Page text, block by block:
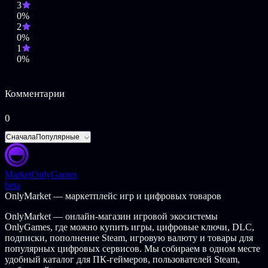
Как игра улучшилась по сравнению с оригинальной игрой
All Star Battle
JoJo’s Bizarre Adventure: All-Star Battle R, за основу для которой
была взята система игры All Star Battle от 2014 года,
при ударах. Игра озвучена актёрами, работавшими над
озвучкой 6-й части «Невероятных приключений ДжоДжо».
©Hirohiko Araki/SHUEISHA，JoJo’s Animation Project
©Hirohiko Araki&LUCKY LAND
COMMUNICATIONS/SHUEISHA・JOJO’s Animation SC Project
©LUCKY LAND COMMUNICATIONS/SHUEISHA,JOJO’s
Animation DU Project
©LUCKY LAND COMMUNICATIONS/SHUEISHA,JOJO's
Animation GW Project
©LUCKY LAND COMMUNICATIONS/SHUEISHA,JOJO's
©LUCKY LAND COMMUNICATIONS/SHUEISHA
©Hirohiko Araki/SHUEISHA
©Bandai Namco Entertainment Inc.
3
0%
2
0%
1
0%
Комментарии
0
СначалаПопулярные
MarketOnlyGames
beta
OnlyMarket — маркетплейс игр и цифровых товаров
OnlyMarket — онлайн-магазин игровой экосистемы
OnlyGames, где можно купить игры, цифровые ключи, DLC,
подписки, пополнение Steam, игровую валюту и товары для
популярных цифровых сервисов. Мы собираем в одном месте
удобный каталог для ПК-геймеров, пользователей Steam,